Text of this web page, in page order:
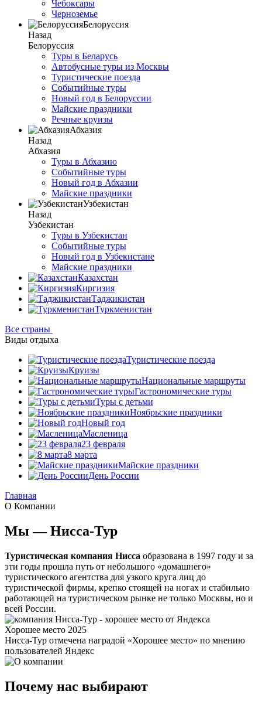
Чебоксары
Черноземье
Белоруссия
Назад
Белоруссия
Туры в Беларусь
Автобусные туры из Москвы
Туристические поезда
Событийные туры
Новый год в Белоруссии
Майские праздники
Речные круизы
Абхазия
Назад
Абхазия
Туры в Абхазию
Событийные туры
Новый год в Абхазии
Майские праздники
Узбекистан
Назад
Узбекистан
Туры в Узбекистан
Событийные туры
Новый год в Узбекистане
Майские праздники
Казахстан
Киргизия
Таджикистан
Туркменистан
Все страны
Виды отдыха
Туристические поезда
Круизы
Национальные маршруты
Гастрономические туры
Туры с детьми
Ноябрьские праздники
Новый год
Масленица
23 февраля
8 марта
Майские праздники
День России
Главная
О Компании
Мы — Нисса-Тур
Туристическая компания Нисса образована в 1997 году и за
эти годы прошла путь от небольшого «домашнего»
туристического агентства для узкого круга лиц до
туристической фирмы, крепко стоящей на ногах и стабильно
работающей на туристическом рынке не только Москвы, но и
всей России.
Хорошее место 2025
Нисса-Тур отмечена наградой «Хорошее место» по мнению
пользователей Яндекс
Почему нас выбирают